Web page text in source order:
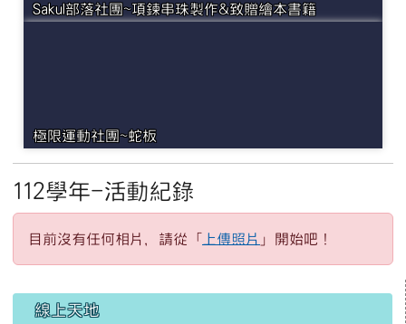
Sakul部落社團~項鍊串珠製作&致贈繪本書籍
極限運動社團~蛇板
112學年-活動紀錄
目前沒有任何相片，請從「 上傳照片 」開始吧！
左邊區域內容
線上天地